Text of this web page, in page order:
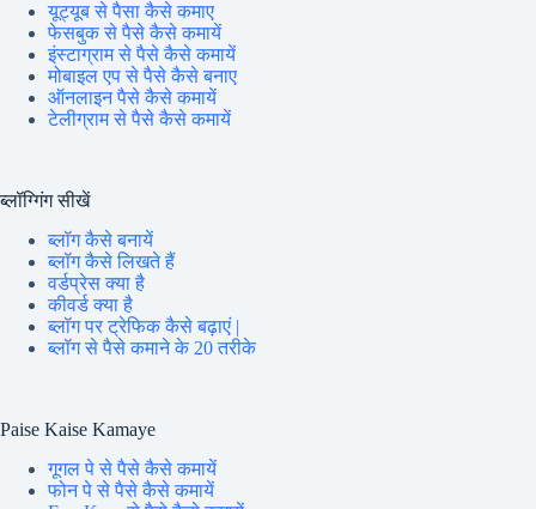
यूट्यूब से पैसा कैसे कमाए
फेसबुक से पैसे कैसे कमायें
इंस्टाग्राम से पैसे कैसे कमायें
मोबाइल एप से पैसे कैसे बनाए
ऑनलाइन पैसे कैसे कमायें
टेलीग्राम से पैसे कैसे कमायें
ब्लॉग्गिंग सीखें
ब्लॉग कैसे बनायें
ब्लॉग कैसे लिखते हैं
वर्डप्रेस क्या है
कीवर्ड क्या है
ब्लॉग पर ट्रेफिक कैसे बढ़ाएं |
ब्लॉग से पैसे कमाने के 20 तरीके
Paise Kaise Kamaye
गूगल पे से पैसे कैसे कमायें
फोन पे से पैसे कैसे कमायें